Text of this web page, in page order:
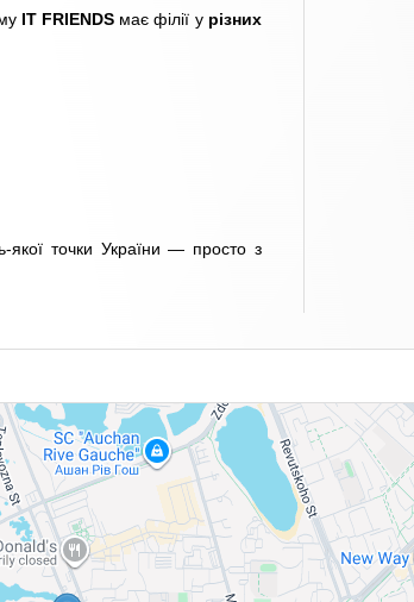
IT FRIENDS має філії у різних
якої точки України — просто з